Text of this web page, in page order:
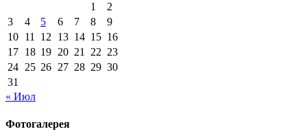
1
2
3
4 5 6 7 8
9
10 11 12 13 14 15 16
17 18 19 20 21 22 23
24 25 26 27 28 29 30
31
« Июл
Фотогалерея